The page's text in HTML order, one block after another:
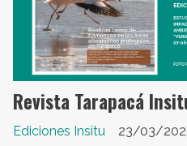
Revista Tarapacá
Ediciones Insitu
23/03/